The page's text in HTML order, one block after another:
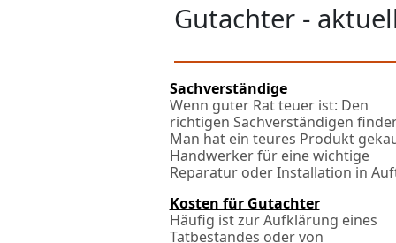
Gutachter -
Sachverständige
Wenn guter Rat teuer ist: Den
richtigen Sachverständigen
Man hat ein teures Produkt
Handwerker für eine wichtige
Reparatur oder Installation in
Kosten für Gutachter
Häufig ist zur Aufklärung eines
Tatbestandes oder von